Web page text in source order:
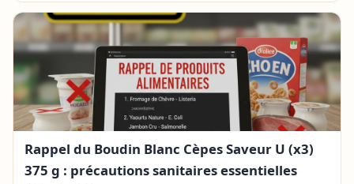
Rappel du Boudin Blanc Cèpes Saveur U (x3)
375 g : précautions sanitaires essentielles